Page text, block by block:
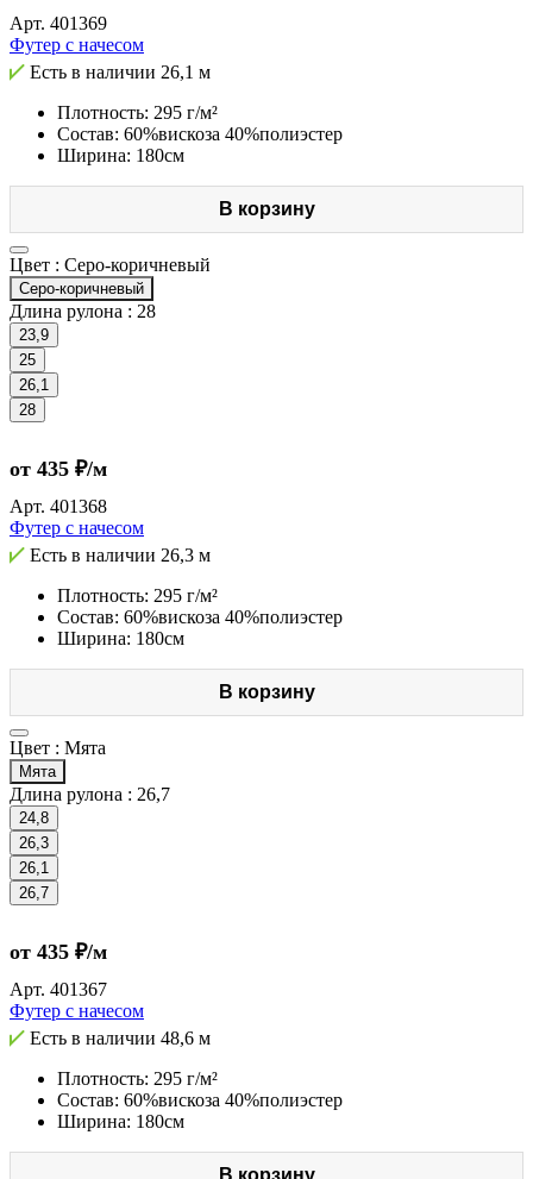
Арт. 401369
Футер с начесом
Есть в наличии 26,1 м
Плотность: 295 г/м²
Состав: 60%вискоза 40%полиэстер
Ширина: 180см
В корзину
Цвет : Серо-коричневый
Серо-коричневый
Длина рулона : 28
23,9
25
26,1
28
от 435 ₽/м
Арт. 401368
Футер с начесом
Есть в наличии 26,3 м
Плотность: 295 г/м²
Состав: 60%вискоза 40%полиэстер
Ширина: 180см
В корзину
Цвет : Мята
Мята
Длина рулона : 26,7
24,8
26,3
26,1
26,7
от 435 ₽/м
Арт. 401367
Футер с начесом
Есть в наличии 48,6 м
Плотность: 295 г/м²
Состав: 60%вискоза 40%полиэстер
Ширина: 180см